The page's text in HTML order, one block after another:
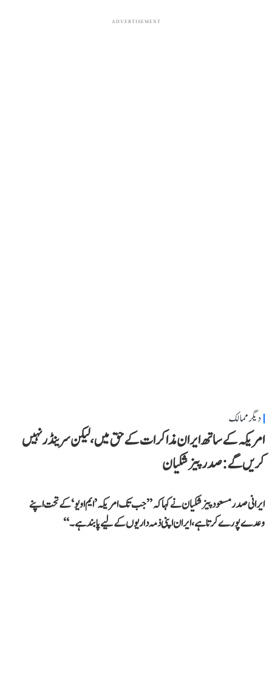
ADVERTISEMENT
دیگر ممالک
امریکہ کے ساتھ ایران مذاکرات کے حق میں، لیکن سرینڈر نہیں
کریں گے: صدر پیزشکیان
ایرانی صدر مسعود پیزشکیان نے کہا کہ ’’جب تک امریکہ ’ایم او یو‘ کے تحت اپنے
وعدے پورے کرتا ہے، ایران اپنی ذمہ داریوں کے لیے پابند ہے۔‘‘